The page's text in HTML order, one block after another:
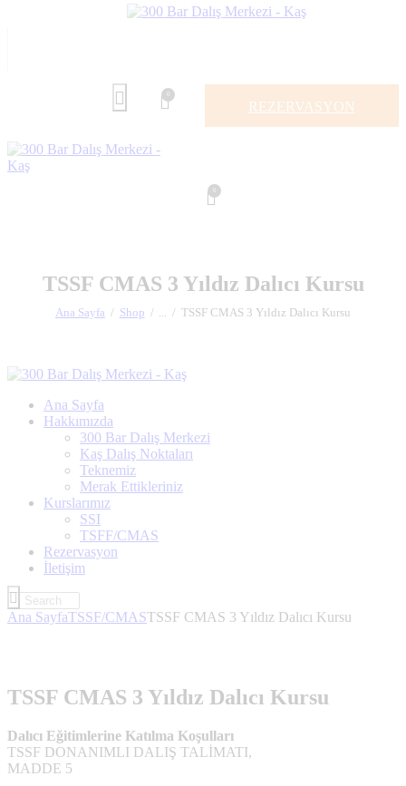
REZERVASYON
TSSF CMAS 3 Yıldız Dalıcı Kursu
Ana Sayfa Shop ... TSSF CMAS 3 Yıldız Dalıcı Kursu
Ana Sayfa
Hakkımızda
300 Bar Dalış Merkezi
Kaş Dalış Noktaları
Teknemiz
Merak Ettikleriniz
Kurslarımız
SSI
TSFF/CMAS
Rezervasyon
İletişim
Ana SayfaTSSF/CMASTSSF CMAS 3 Yıldız Dalıcı Kursu
TSSF CMAS 3 Yıldız Dalıcı Kursu
Dalıcı Eğitimlerine Katılma Koşulları
TSSF DONANIMLI DALIŞ TALİMATI,
MADDE 5